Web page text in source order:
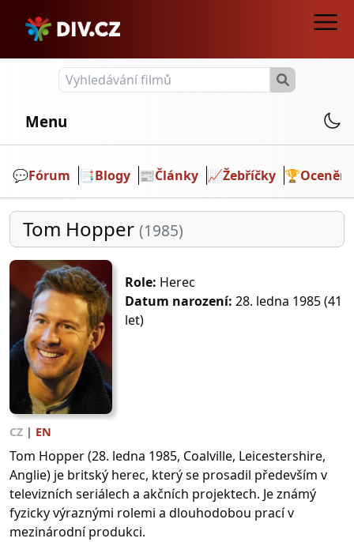
Menu
💬️Fórum 📑Blogy 📰Články 📈Žebříčky 🏆Ocenění
Tom Hopper (1985)
Role: Herec
Datum narození: 28. ledna 1985 (41
let)
CZ | EN
Tom Hopper (28. ledna 1985, Coalville, Leicestershire,
Anglie) je britský herec, který se prosadil především v
televizních seriálech a akčních projektech. Je známý
fyzicky výraznými rolemi a dlouhodobou prací v
mezinárodní produkci.